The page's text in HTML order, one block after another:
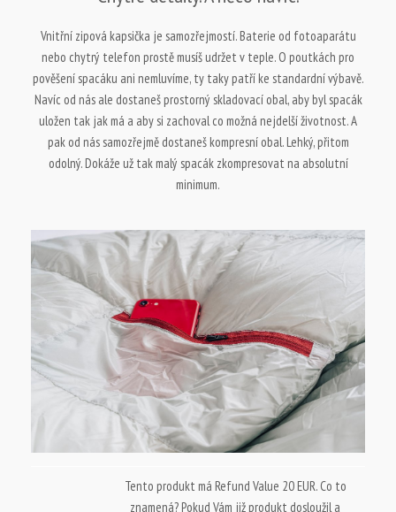
Vnitřní zipová kapsička je samozřejmostí. Baterie od fotoaparátu
nebo chytrý telefon prostě musíš udržet v teple. O poutkách pro
pověšení spacáku ani nemluvíme, ty taky patří ke standardní výbavě.
Navíc od nás ale dostaneš prostorný skladovací obal, aby byl spacák
uložen tak jak má a aby si zachoval co možná nejdelší životnost. A
pak od nás samozřejmě dostaneš kompresní obal. Lehký, přitom
odolný. Dokáže už tak malý spacák zkompresovat na absolutní
minimum.
Tento produkt má Refund Value 20 EUR. Co to
znamená? Pokud Vám již produkt dosloužil a